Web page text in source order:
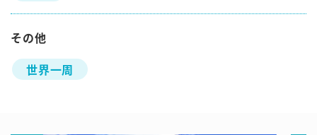
その他
世界一周